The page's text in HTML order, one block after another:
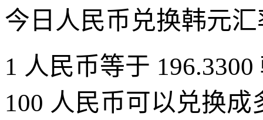
今日人民币兑换韩元
1 人民币等于
100 人民币可以兑换成